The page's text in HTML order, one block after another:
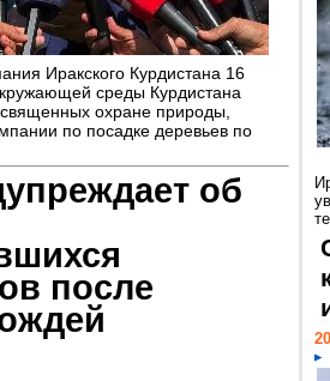
Иракского Курдистана 16
среды Курдистана
охране природы,
по посадке деревьев по
об
после